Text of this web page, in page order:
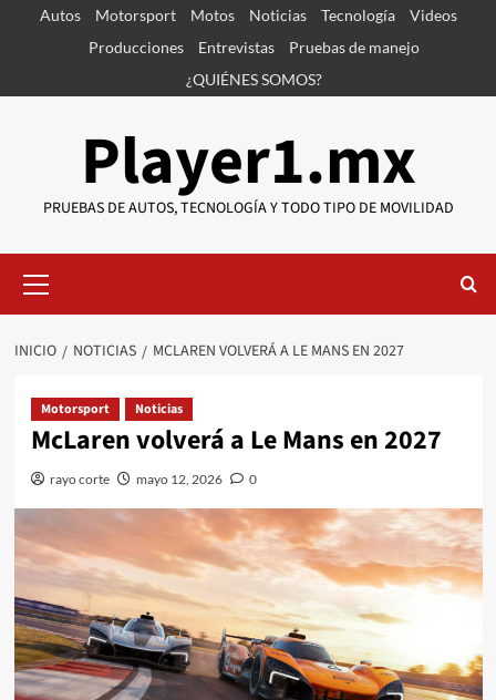
SaltarAutos Motorsport Motos Noticias Tecnología
Videos
Producciones
Entrevistas
Pruebas de manejo
¿QUIÉNES SOMOS?
Player1.mx
PRUEBAS DE AUTOS, TECNOLOGÍA Y TODO TIPO DE MOVILIDAD
primario
INICIO NOTICIAS MCLAREN VOLVERÁ A LE MANS EN 2027
Motorsport Noticias
McLaren volverá a Le Mans en 2027
rayo corte mayo 12, 2026 0